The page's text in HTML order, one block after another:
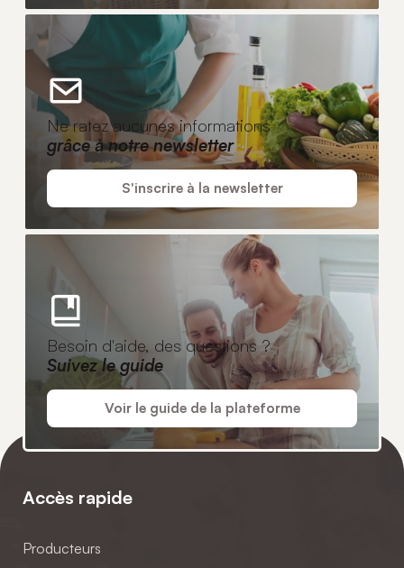
Ne ratez aucunes informations
grâce à notre newsletter
S'inscrire à la newsletter
Besoin d'aide, des questions ?
Suivez le guide
Voir le guide de la plateforme
Accès rapide
Producteurs